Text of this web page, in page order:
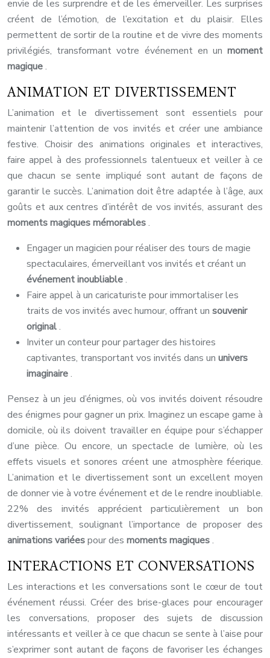
envie de les surprendre et de les émerveiller. Les surprises
créent de l’émotion, de l’excitation et du plaisir. Elles
permettent de sortir de la routine et de vivre des moments
privilégiés, transformant votre événement en un moment
magique.
ANIMATION ET DIVERTISSEMENT
L’animation et le divertissement sont essentiels pour
maintenir l’attention de vos invités et créer une ambiance
festive. Choisir des animations originales et interactives,
faire appel à des professionnels talentueux et veiller à ce
que chacun se sente impliqué sont autant de façons de
garantir le succès. L’animation doit être adaptée à l’âge, aux
goûts et aux centres d’intérêt de vos invités, assurant des
moments magiques mémorables.
Engager un magicien pour réaliser des tours de magie
spectaculaires, émerveillant vos invités et créant un
événement inoubliable.
Faire appel à un caricaturiste pour immortaliser les
traits de vos invités avec humour, offrant un souvenir
original.
Inviter un conteur pour partager des histoires
captivantes, transportant vos invités dans un univers
imaginaire.
Pensez à un jeu d’énigmes, où vos invités doivent résoudre
des énigmes pour gagner un prix. Imaginez un escape game à
domicile, où ils doivent travailler en équipe pour s’échapper
d’une pièce. Ou encore, un spectacle de lumière, où les
effets visuels et sonores créent une atmosphère féerique.
L’animation et le divertissement sont un excellent moyen
de donner vie à votre événement et de le rendre inoubliable.
22% des invités apprécient particulièrement un bon
divertissement, soulignant l’importance de proposer des
animations variéespour des moments magiques.
INTERACTIONS ET CONVERSATIONS
Les interactions et les conversations sont le cœur de tout
événement réussi. Créer des brise-glaces pour encourager
les conversations, proposer des sujets de discussion
intéressants et veiller à ce que chacun se sente à l’aise pour
s’exprimer sont autant de façons de favoriser les échanges